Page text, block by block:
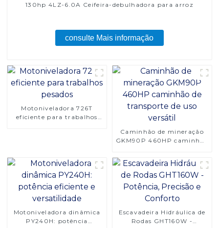
130hp 4LZ-6.0A Ceifeira-debulhadora para arroz
consulte Mais informação
Motoniveladora 726T
eficiente para trabalhos
Caminhão de mineração
GKM90P 460HP caminhão
Motoniveladora dinâmica
PY240H: potência
Escavadeira Hidráulica de
Rodas GHT160W -